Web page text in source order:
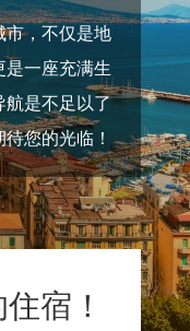
市，不仅是地
一座充满生
航是不足以了
您的光临！
宿！